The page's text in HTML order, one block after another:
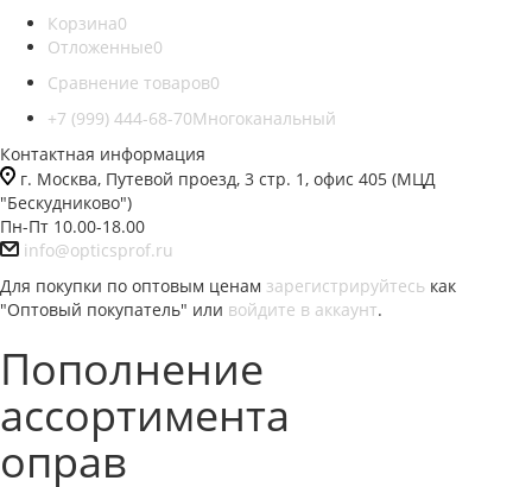
Корзина0
Отложенные0
Сравнение товаров0
+7 (999) 444-68-70Многоканальный
Контактная информация
г. Москва, Путевой проезд, 3 стр. 1, офис 405 (МЦД
"Бескудниково")
Пн-Пт 10.00-18.00
info@opticsprof.ru
Для покупки по оптовым ценам зарегистрируйтесь как
"Оптовый покупатель" или войдите в аккаунт.
Пополнение
ассортимента
оправ